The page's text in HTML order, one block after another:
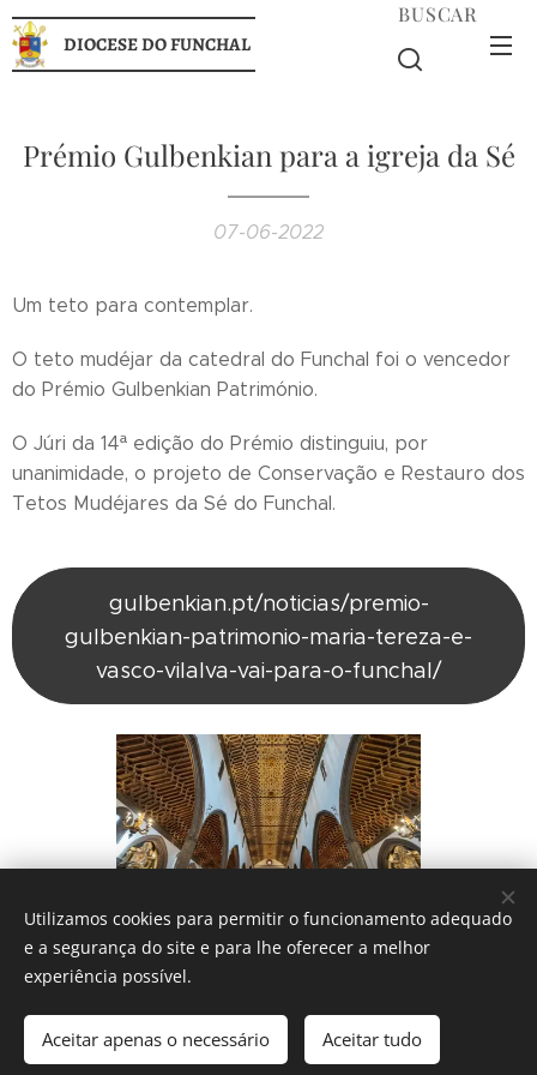
DIOCESE DO FUNCHAL
BUSCAR
Prémio Gulbenkian para a igreja da Sé
07-06-2022
Um teto para contemplar.
O teto mudéjar da catedral do Funchal foi o vencedor
do Prémio Gulbenkian Património.
O Júri da 14ª edição do Prémio distinguiu, por
unanimidade, o projeto de Conservação e Restauro dos
Tetos Mudéjares da Sé do Funchal.
gulbenkian.pt/noticias/premio-
gulbenkian-patrimonio-maria-tereza-e-
vasco-vilalva-vai-para-o-funchal/
IGREJA CATÓLICA
Diocese do Funchal - 2017
Utilizamos cookies para permitir o funcionamento adequado
e a segurança do site e para lhe oferecer a melhor
experiência possível.
Aceitar apenas o necessário Aceitar tudo